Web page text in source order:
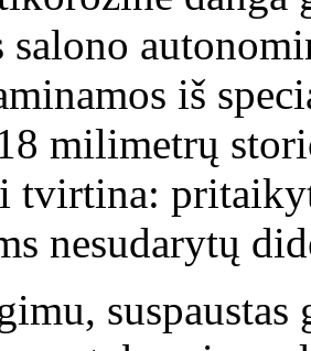
salono
iš
milimetrų
tvirtina:
nesudarytų